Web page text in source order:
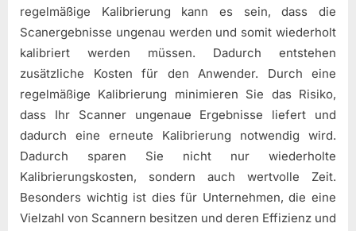
regelmäßige Kalibrierung kann es sein, dass die
Scanergebnisse ungenau werden und somit wiederholt
kalibriert werden müssen. Dadurch entstehen
zusätzliche Kosten für den Anwender. Durch eine
regelmäßige Kalibrierung minimieren Sie das Risiko,
dass Ihr Scanner ungenaue Ergebnisse liefert und
dadurch eine erneute Kalibrierung notwendig wird.
Dadurch sparen Sie nicht nur wiederholte
Kalibrierungskosten, sondern auch wertvolle Zeit.
Besonders wichtig ist dies für Unternehmen, die eine
Vielzahl von Scannern besitzen und deren Effizienz und